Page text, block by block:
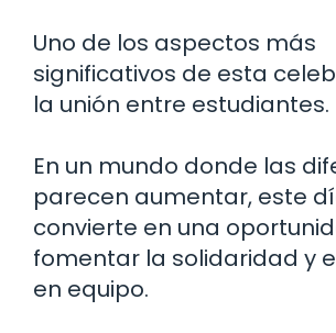
Uno de los aspectos más
significativos de esta
la unión entre estudiantes.
En un mundo donde las
parecen aumentar, este
convierte en una
fomentar la solidaridad y
en equipo.